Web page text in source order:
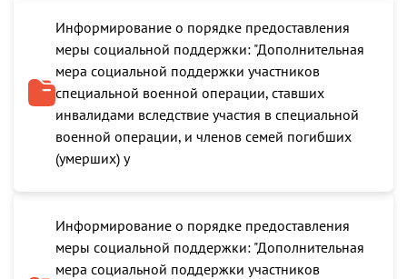
Информирование о порядке предоставления
меры социальной поддержки: "Дополнительная
мера социальной поддержки участников
специальной военной операции, ставших
инвалидами вследствие участия в специальной
военной операции, и членов семей погибших
(умерших) у
Информирование о порядке предоставления
меры социальной поддержки: "Дополнительная
мера социальной поддержки участников